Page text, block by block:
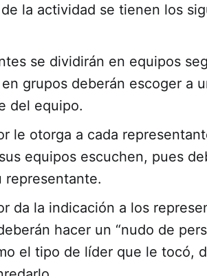
la actividad se tienen los
se dividirán en equipos
grupos deberán escoger a
del equipo.
le otorga a cada
equipos escuchen, pues
representante.
da la indicación a los
hacer un “nudo de
el tipo de líder que le tocó,